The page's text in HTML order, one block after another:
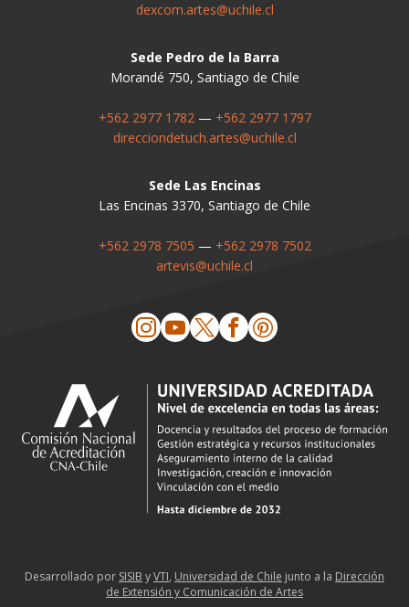
dexcom.artes@uchile.cl
Sede Pedro de la Barra
Morandé 750, Santiago de Chile
+562 2977 1782— +562 2977 1797
direcciondetuch.artes@uchile.cl
Sede Las Encinas
Las Encinas 3370, Santiago de Chile
+562 2978 7505 — +562 2978 7502
artevis@uchile.cl
Desarrollado por SISIB yVTI, Universidad de Chile junto a la Dirección
de Extensión y Comunicación de Artes